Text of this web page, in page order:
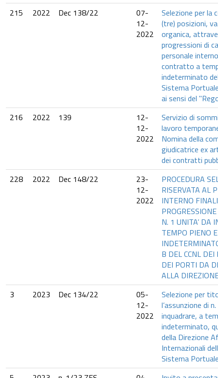
215
2022 Dec 138/22
07-
12-
2022
Selezione per la
(tre) posizioni,
organica,
progressioni di
personale
contratto a
indeterminato
Sistema
ai sensi del
216
2022 139
12-
12-
2022
Servizio di
lavoro
Nomina della
giudicatrice ex
dei contratti
228
2022 Dec 148/22
23-
12-
2022
PROCEDURA
RISERVATA AL
INTERNO
N. 1 UNITA’ DA
TEMPO PIENO
B DEL CCNL
DEI PORTI DA
ALLA
3
2023 Dec 134/22
05-
12-
2022
Selezione per
l’assunzione di
inquadrare, a
indeterminato,
della Direzione
Internazionali
Sistema